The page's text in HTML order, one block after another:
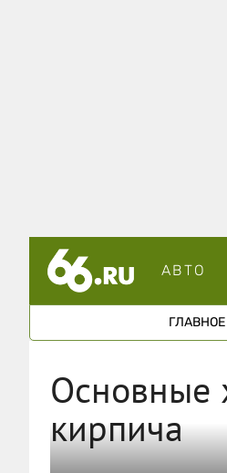
АВТО
Основные
кирпича